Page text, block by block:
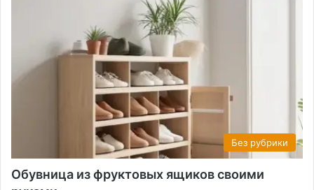
Без рубрики
Обувница из фруктовых ящиков своими